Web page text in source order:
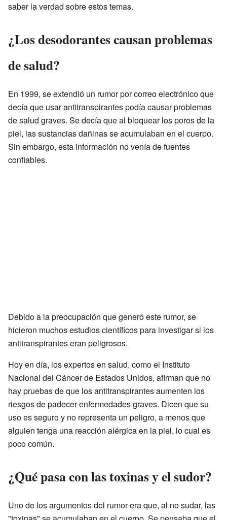
saber la verdad sobre estos temas.
¿Los desodorantes causan problemas
de salud?
En 1999, se extendió un rumor por correo electrónico que
decía que usar antitranspirantes podía causar problemas
de salud graves. Se decía que al bloquear los poros de la
piel, las sustancias dañinas se acumulaban en el cuerpo.
Sin embargo, esta información no venía de fuentes
confiables.
Debido a la preocupación que generó este rumor, se
hicieron muchos estudios científicos para investigar si los
antitranspirantes eran peligrosos.
Hoy en día, los expertos en salud, como el Instituto
Nacional del Cáncer de Estados Unidos, afirman que no
hay pruebas de que los antitranspirantes aumenten los
riesgos de padecer enfermedades graves. Dicen que su
uso es seguro y no representa un peligro, a menos que
alguien tenga una reacción alérgica en la piel, lo cual es
poco común.
¿Qué pasa con las toxinas y el sudor?
Uno de los argumentos del rumor era que, al no sudar, las